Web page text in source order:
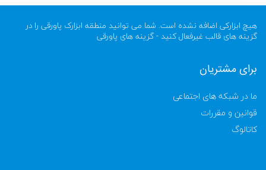
هیچ ابزارکی اضافه نشده است. شما می توانید منطقه ابزارک پاورقی را در
گزینه های قالب غیرفعال کنید - گزینه های پاورقی
برای مشتریان
ما در شبکه های اجتماعی
قوانین و مقررات
کاتالوگ